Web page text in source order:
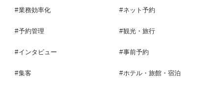
業務効率化 ネット予約
予約管理 観光・旅行
インタビュー 事前予約
集客 ホテル・旅館・宿泊